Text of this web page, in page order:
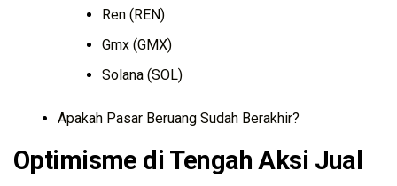
Ren (REN)
Gmx (GMX)
Solana (SOL)
Apakah Pasar Beruang Sudah Berakhir?
Optimisme di Tengah Aksi Jual